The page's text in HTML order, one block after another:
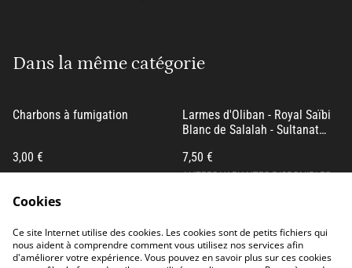
Dans la même catégorie
Charbons à fumigation
3,00 €
Larmes d'Oliban - Royal Saïbi
Blanc de Salalah - Sultanat
7,50 €
AUTRES VARIANTES DISPONIBLES
Larmes d'Oliban - Black Hojari
de Salalah - Sultanat d'Oman
Myrrhe du Yémen
Cookies
Ce site Internet utilise des cookies. Les cookies sont de petits fichiers qui
nous aident à comprendre comment vous utilisez nos services afin
d'améliorer votre expérience. Vous pouvez en savoir plus sur ces cookies